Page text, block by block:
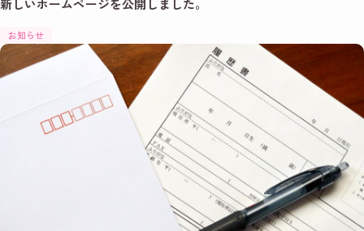
新しいホームページを公開しました。
お知らせ